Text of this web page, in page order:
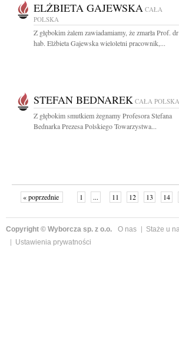
ELŻBIETA GAJEWSKA CAŁA
POLSKA
Z głębokim żalem zawiadamiamy, że zmarła Prof. dr
hab. Elżbieta Gajewska wieloletni pracownik,...
STEFAN BEDNAREK CAŁA POLSKA
Z głębokim smutkiem żegnamy Profesora Stefana
Bednarka Prezesa Polskiego Towarzystwa...
« poprzednie 1 ... 11 12 13 14
Copyright © Wyborcza sp. z o.o. O nas Staże u
Ustawienia prywatności